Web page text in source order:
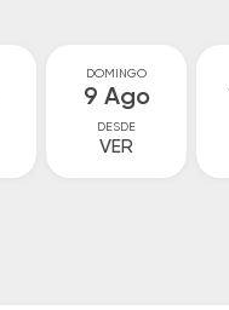
DOMINGO
9 Ago
DESDE
VER